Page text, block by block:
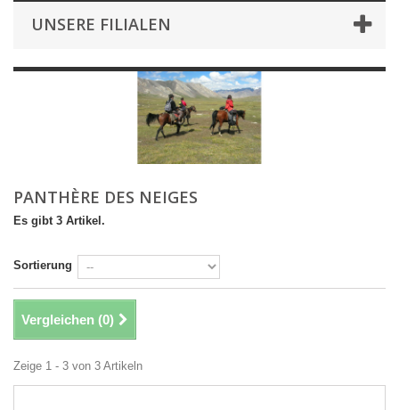
UNSERE FILIALEN
PANTHÈRE DES NEIGES
Es gibt 3 Artikel.
Sortierung
Vergleichen (0)
Zeige 1 - 3 von 3 Artikeln